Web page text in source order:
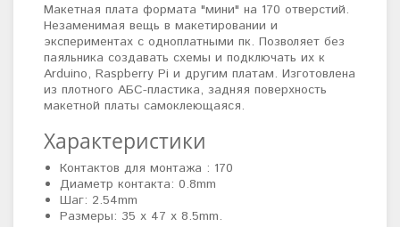
Макетная плата формата "мини" на 170 отверстий.
Незаменимая вещь в макетировании и
экспериментах с одноплатными пк. Позволяет без
паяльника создавать схемы и подключать их к
Arduino, Raspberry Pi и другим платам. Изготовлена
из плотного АБС-пластика, задняя поверхность
макетной платы самоклеющаяся.
Характеристики
Контактов для монтажа : 170
Диаметр контакта: 0.8mm
Шаг: 2.54mm
Размеры: 35 x 47 x 8.5mm.